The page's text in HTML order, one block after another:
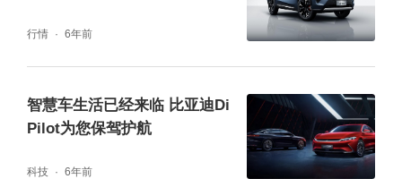
终身质保服务，也为用户带来更全面安心的售
后保障，品质守护，一生畅行。
行情 6年前
智慧车生活已经来临 比亚迪Di
Pilot为您保驾护航
科技 6年前